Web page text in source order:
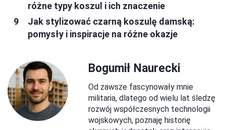
różne typy koszul i ich znaczenie
Jak stylizować czarną koszulę damską:
pomysły i inspiracje na różne okazje
Bogumił Naurecki
Od zawsze fascynowały mnie
militaria, dlatego od wielu lat śledzę
rozwój współczesnych technologii
wojskowych, poznaję historię